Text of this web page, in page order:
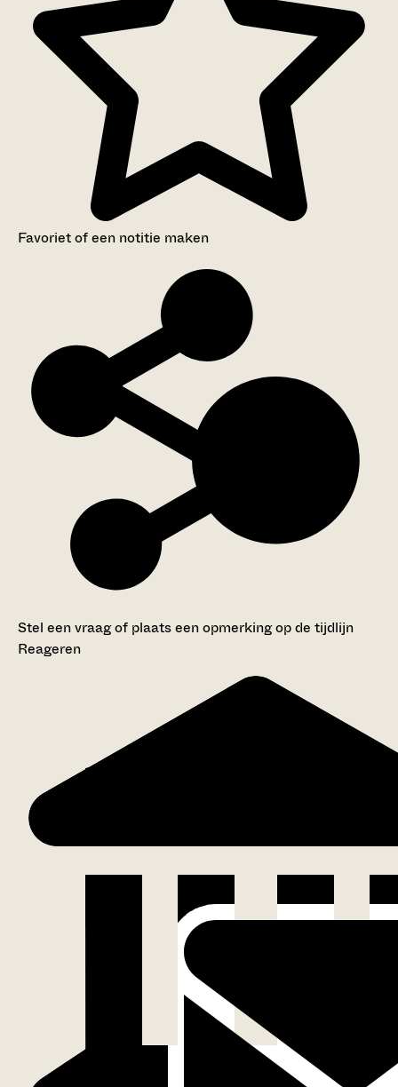
Favoriet of een notitie maken
Stel een vraag of plaats een opmerking op de tijdlijn
Reageren